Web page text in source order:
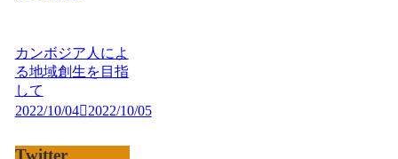
カンボジア人によ
る地域創生を目指
して
2022/10/04
2022/10/05
Twitter